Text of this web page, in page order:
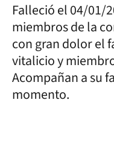
Falleció el 04/01/
miembros de la
con gran dolor el
vitalicio y
Acompañan a su
momento.